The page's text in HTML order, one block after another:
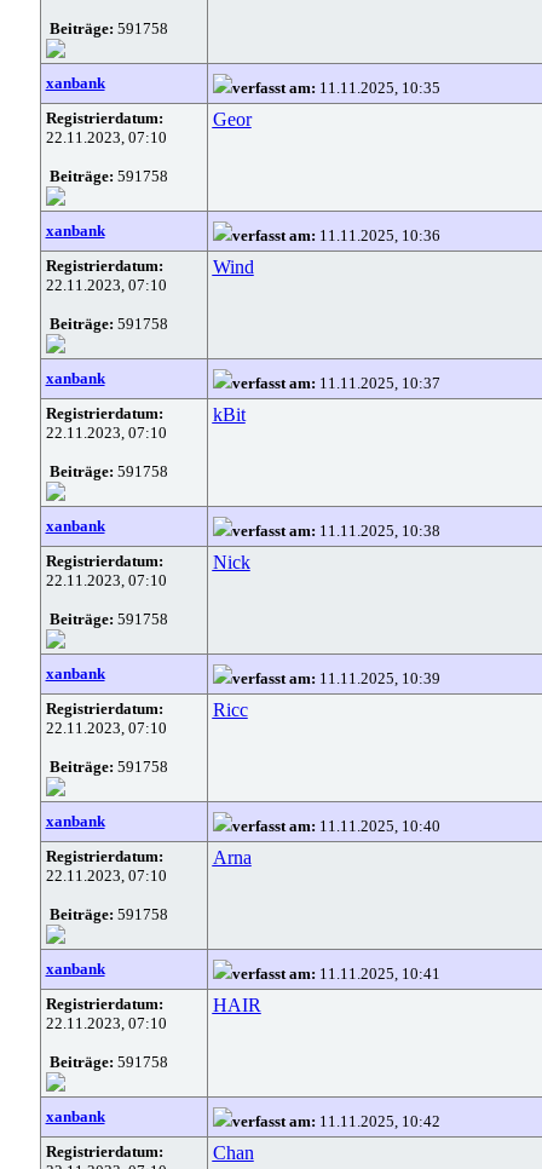
Beiträge: 591758
xanbank verfasst am: 11.11.2025, 10:35
Registrierdatum:
22.11.2023, 07:10
Beiträge: 591758
Geor
xanbank verfasst am: 11.11.2025, 10:36
Registrierdatum:
22.11.2023, 07:10
Beiträge: 591758
Wind
xanbank verfasst am: 11.11.2025, 10:37
Registrierdatum:
22.11.2023, 07:10
Beiträge: 591758
kBit
xanbank verfasst am: 11.11.2025, 10:38
Registrierdatum:
22.11.2023, 07:10
Beiträge: 591758
Nick
xanbank verfasst am: 11.11.2025, 10:39
Registrierdatum:
22.11.2023, 07:10
Beiträge: 591758
Ricc
xanbank verfasst am: 11.11.2025, 10:40
Registrierdatum:
22.11.2023, 07:10
Beiträge: 591758
Arna
xanbank verfasst am: 11.11.2025, 10:41
Registrierdatum:
22.11.2023, 07:10
Beiträge: 591758
HAIR
xanbank verfasst am: 11.11.2025, 10:42
Registrierdatum:
Chan